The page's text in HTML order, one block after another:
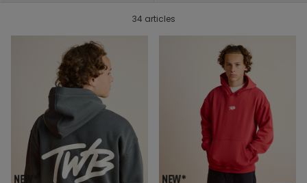
34 articles